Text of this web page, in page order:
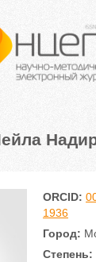
ORCID:
1936
Город:
Степень: